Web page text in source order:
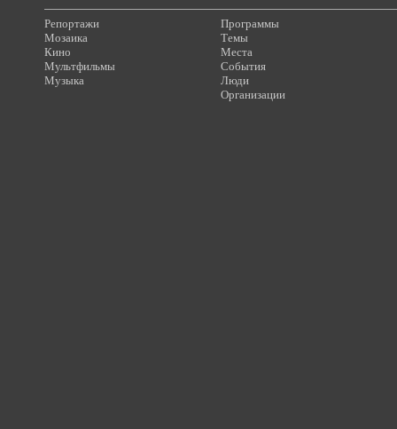
Репортажи
Мозаика
Кино
Мультфильмы
Музыка
Программы
Темы
Места
События
Люди
Организации